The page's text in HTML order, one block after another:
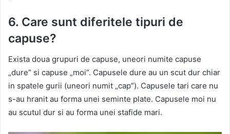
6. Care sunt diferitele tipuri de
capuse?
Exista doua grupuri de capuse, uneori numite capuse
„dure” si capuse „moi”. Capusele dure au un scut dur chiar
in spatele gurii (uneori numit „cap”). Capusele tari care nu
s-au hranit au forma unei seminte plate. Capusele moi nu
au scutul dur si au forma unei stafide mari.